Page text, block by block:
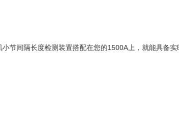
节间隔长度检测装置搭配在您的1500A上，就能具备实